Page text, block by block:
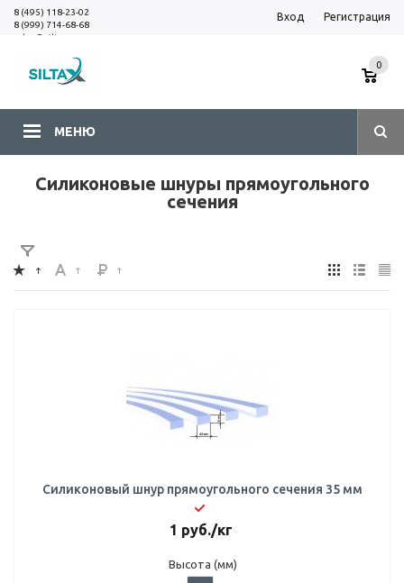
8 (495) 118-23-02
8 (999) 714-68-68
sales@siltax.ru
Вход Регистрация
МЕНЮ
0
Силиконовые шнуры прямоугольного
сечения
Силиконовый шнур прямоугольного сечения 35 мм
1 руб./кг
Высота (мм)